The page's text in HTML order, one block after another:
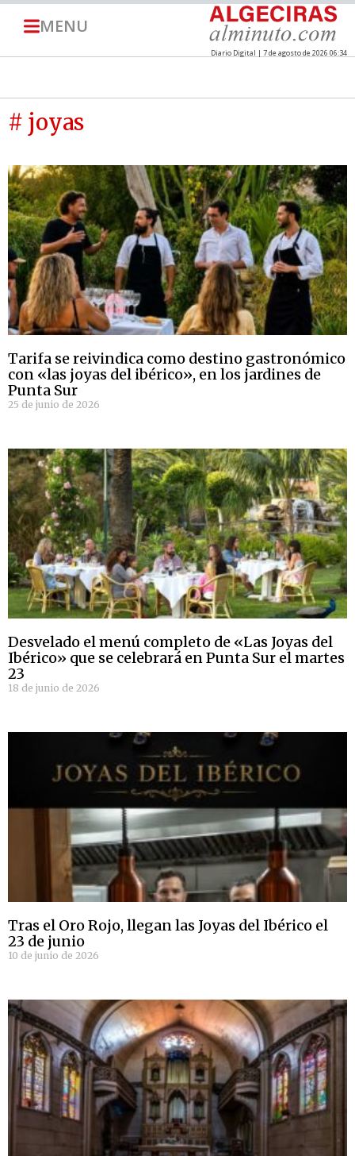
MENU
Diario Digital | 7 de agosto de 2026 06:34
# joyas
Tarifa se reivindica como destino gastronómico
con «las joyas del ibérico», en los jardines de
Punta Sur
25 de junio de 2026
Desvelado el menú completo de «Las Joyas del
Ibérico» que se celebrará en Punta Sur el martes
23
18 de junio de 2026
Tras el Oro Rojo, llegan las Joyas del Ibérico el
23 de junio
10 de junio de 2026